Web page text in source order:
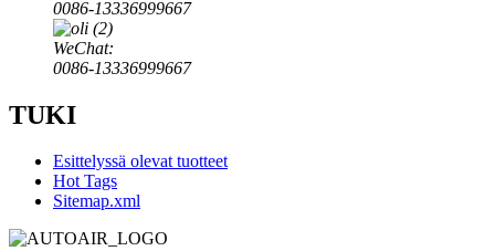
0086-13336999667
WeChat:
0086-13336999667
TUKI
Esittelyssä olevat tuotteet
Hot Tags
Sitemap.xml